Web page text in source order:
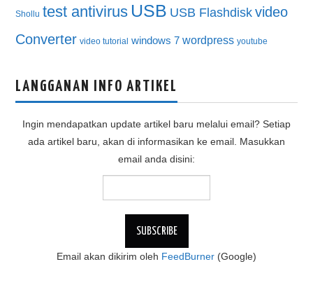
Shollu test antivirus USB USB Flashdisk video
Converter video tutorial windows 7 wordpress youtube
LANGGANAN INFO ARTIKEL
Ingin mendapatkan update artikel baru melalui email? Setiap
ada artikel baru, akan di informasikan ke email. Masukkan
email anda disini:
Email akan dikirim oleh FeedBurner (Google)